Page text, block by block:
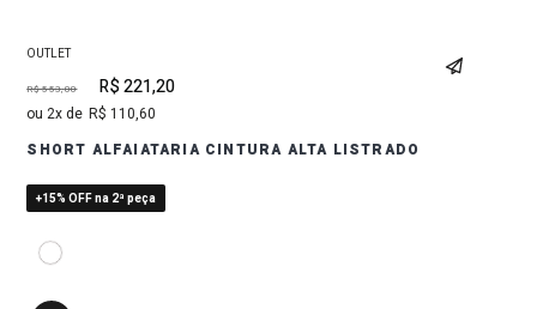
OUTLET
R$ 553,00 R$ 221,20
2 R$ 110,60
SHORT ALFAIATARIA CINTURA ALTA LISTRADO
+15% OFF na 2ª peça